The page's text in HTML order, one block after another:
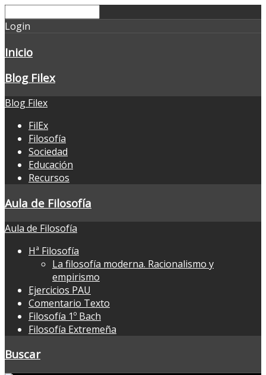
Login
Inicio
Blog Filex
Blog Filex
FilEx
Filosofía
Sociedad
Educación
Recursos
Aula de Filosofía
Aula de Filosofía
Hª Filosofía
La filosofía moderna. Racionalismo y
empirismo
Ejercicios PAU
Comentario Texto
Filosofía 1º Bach
Filosofía Extremeña
Buscar